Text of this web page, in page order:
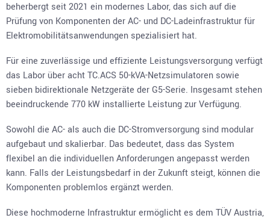
beherbergt seit 2021 ein modernes Labor, das sich auf die
Prüfung von Komponenten der AC- und DC-Ladeinfrastruktur für
Elektromobilitätsanwendungen spezialisiert hat.
Für eine zuverlässige und effiziente Leistungsversorgung verfügt
das Labor über acht TC.ACS 50-kVA-Netzsimulatoren sowie
sieben bidirektionale Netzgeräte der G5-Serie. Insgesamt stehen
beeindruckende 770 kW installierte Leistung zur Verfügung.
Sowohl die AC- als auch die DC-Stromversorgung sind modular
aufgebaut und skalierbar. Das bedeutet, dass das System
flexibel an die individuellen Anforderungen angepasst werden
kann. Falls der Leistungsbedarf in der Zukunft steigt, können die
Komponenten problemlos ergänzt werden.
Diese hochmoderne Infrastruktur ermöglicht es dem TÜV Austria,